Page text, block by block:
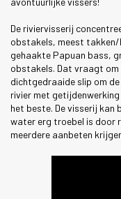
De riviervisserij
obstakels, meest takken/
gehaakte Papuan bass,
obstakels. Dat vraagt
dichtgedraaide slip om
rivier met
het beste. De visserij kan
water erg troebel is door
meerdere aanbeten